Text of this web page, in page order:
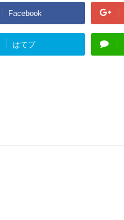
Facebook
はてブ